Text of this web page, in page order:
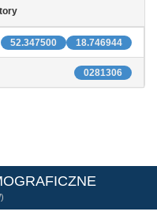
18.746944
52.347500
0281306